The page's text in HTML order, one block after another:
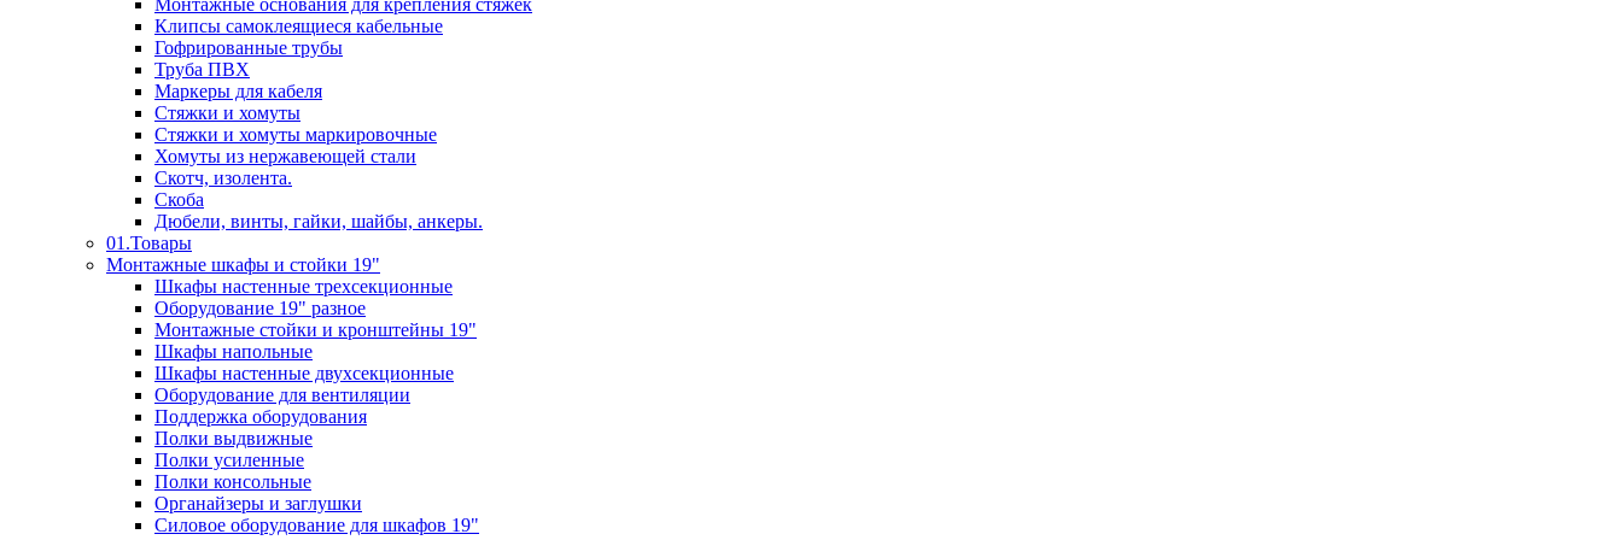
Монтажные основания для крепления стяжек
Клипсы самоклеящиеся кабельные
Гофрированные трубы
Труба ПВХ
Маркеры для кабеля
Стяжки и хомуты
Стяжки и хомуты маркировочные
Хомуты из нержавеющей стали
Скотч, изолента.
Скоба
Дюбели, винты, гайки, шайбы, анкеры.
01.Товары
Монтажные шкафы и стойки 19"
Шкафы настенные трехсекционные
Оборудование 19" разное
Монтажные стойки и кронштейны 19"
Шкафы напольные
Шкафы настенные двухсекционные
Оборудование для вентиляции
Поддержка оборудования
Полки выдвижные
Полки усиленные
Полки консольные
Органайзеры и заглушки
Силовое оборудование для шкафов 19"